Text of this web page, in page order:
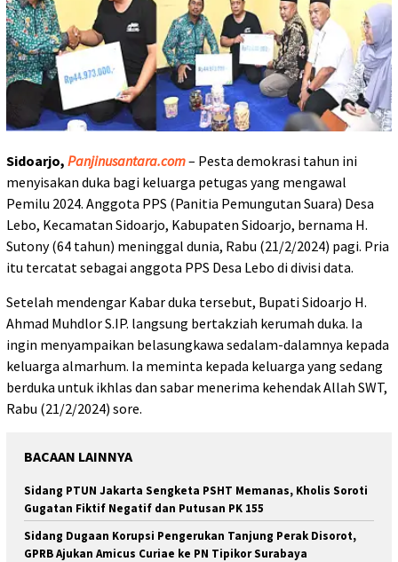
Sidoarjo, Panjinusantara.com– Pesta demokrasi tahun ini
menyisakan duka bagi keluarga petugas yang mengawal
Pemilu 2024. Anggota PPS (Panitia Pemungutan Suara) Desa
Lebo, Kecamatan Sidoarjo, Kabupaten Sidoarjo, bernama H.
Sutony (64 tahun) meninggal dunia, Rabu (21/2/2024) pagi. Pria
itu tercatat sebagai anggota PPS Desa Lebo di divisi data.
Setelah mendengar Kabar duka tersebut, Bupati Sidoarjo H.
Ahmad Muhdlor S.IP. langsung bertakziah kerumah duka. Ia
ingin menyampaikan belasungkawa sedalam-dalamnya kepada
keluarga almarhum. Ia meminta kepada keluarga yang sedang
berduka untuk ikhlas dan sabar menerima kehendak Allah SWT,
Rabu (21/2/2024) sore.
BACAAN LAINNYA
Sidang PTUN Jakarta Sengketa PSHT Memanas, Kholis Soroti
Gugatan Fiktif Negatif dan Putusan PK 155
Sidang Dugaan Korupsi Pengerukan Tanjung Perak Disorot,
GPRB Ajukan Amicus Curiae ke PN Tipikor Surabaya